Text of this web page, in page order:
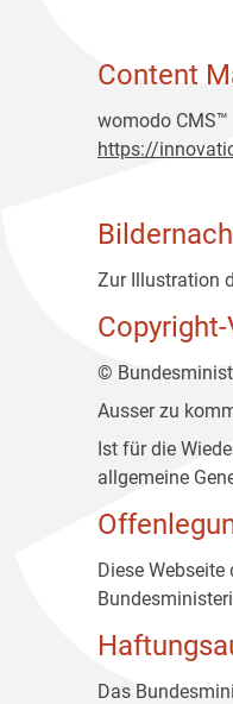
Content
womodo CMS™
https://
Zur Illustration
©
Ausser zu
Ist für die
allgemeine
Diese
Das